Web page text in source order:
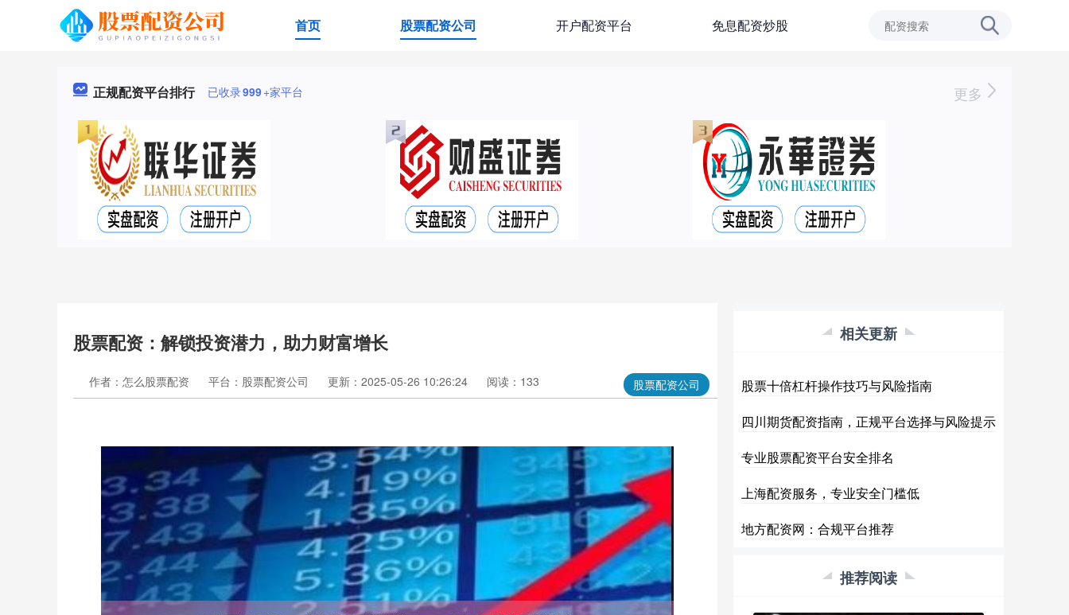
首页 股票配资公司 开户配资平台 免息配资炒股
正规配资平台排行 已收录999+家平台 更多
股票配资：解锁投资潜力，助力财富增长
股票配资公司
作者：怎么股票配资 平台：股票配资公司 更新：2025-05-26 10:26:24 阅读：133
相关更新
股票十倍杠杆操作技巧与风险指南
四川期货配资指南，正规平台选择与风险提示
专业股票配资平台安全排名
上海配资服务，专业安全门槛低
地方配资网：合规平台推荐
推荐阅读